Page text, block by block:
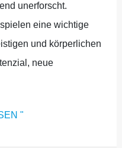
unerforscht.
eine wichtige
und körperlichen
neue
"